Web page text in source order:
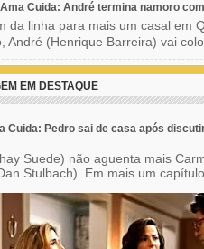
Cuida: André termina namoro
da linha para mais um casal em
André (Henrique Barreira) vai
EM DESTAQUE
Cuida: Pedro sai de casa após
Suede) não aguenta mais
Stulbach). Em mais um